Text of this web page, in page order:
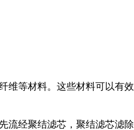
维等材料。这些材料可以有
流经聚结滤芯，聚结滤芯滤